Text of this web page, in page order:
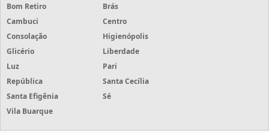
Bom Retiro
Brás
Cambuci
Centro
Consolação
Higienópolis
Glicério
Liberdade
Luz
Pari
República
Santa Cecília
Santa Efigênia
Sé
Vila Buarque